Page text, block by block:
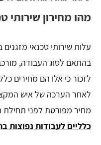
מהו מחירון שירותי
עלות שירותי טכנאי
בהתאם לסוג העבודה,
לזכור כי אלו הם מחירים
לאחר הערכה של איש
מחיר מפורטת לפני תחילת
כלליים לעבודות נפוצות